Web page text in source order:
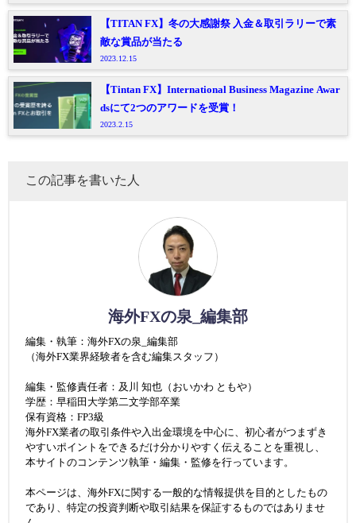
【TITAN FX】冬の大感謝祭 入金＆取引ラリーで素
敵な賞品が当たる
2023.12.15
【Tintan FX】International Business Magazine Awar
dsにて2つのアワードを受賞！
2023.2.15
この記事を書いた人
海外FXの泉_編集部
編集・執筆：海外FXの泉_編集部
（海外FX業界経験者を含む編集スタッフ）
編集・監修責任者：及川 知也（おいかわ ともや）
学歴：早稲田大学第二文学部卒業
保有資格：FP3級
海外FX業者の取引条件や入出金環境を中心に、初心者がつまずき
やすいポイントをできるだけ分かりやすく伝えることを重視し、
本サイトのコンテンツ執筆・編集・監修を行っています。
本ページは、海外FXに関する一般的な情報提供を目的としたもの
であり、特定の投資判断や取引結果を保証するものではありませ